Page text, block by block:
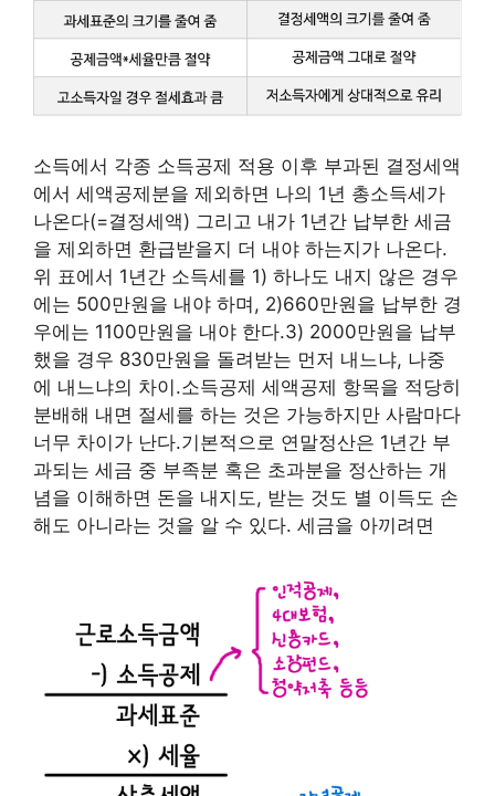
소득에서 각종 소득공제 적용 이후 부과된 결정세액
에서 세액공제분을 제외하면 나의 1년 총소득세가
나온다(=결정세액) 그리고 내가 1년간 납부한 세금
을 제외하면 환급받을지 더 내야 하는지가 나온다.
위 표에서 1년간 소득세를 1) 하나도 내지 않은 경우
에는 500만원을 내야 하며, 2)660만원을 납부한 경
우에는 1100만원을 내야 한다.3) 2000만원을 납부
했을 경우 830만원을 돌려받는 먼저 내느냐, 나중
에 내느냐의 차이.소득공제 세액공제 항목을 적당히
분배해 내면 절세를 하는 것은 가능하지만 사람마다
너무 차이가 난다.기본적으로 연말정산은 1년간 부
과되는 세금 중 부족분 혹은 초과분을 정산하는 개
념을 이해하면 돈을 내지도, 받는 것도 별 이득도 손
해도 아니라는 것을 알 수 있다. 세금을 아끼려면